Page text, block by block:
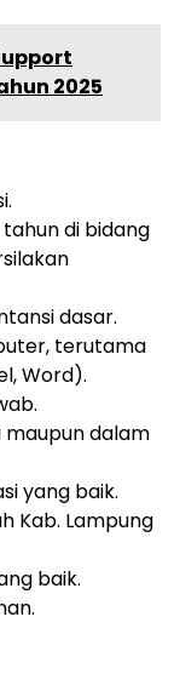
2025
di bidang
dasar.
terutama
Word).
maupun dalam
yang baik.
Kab. Lampung
baik.